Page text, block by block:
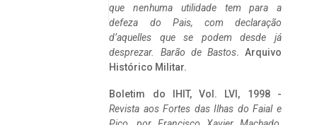
que nenhuma utilidade tem para a
defeza do Pais, com declaração
d’aquelles que se podem desde já
desprezar. Barão de Bastos. Arquivo
Histórico Militar.
Boletim do IHIT, Vol. LVI, 1998 -
Revista aos Fortes das Ilhas do Faial e